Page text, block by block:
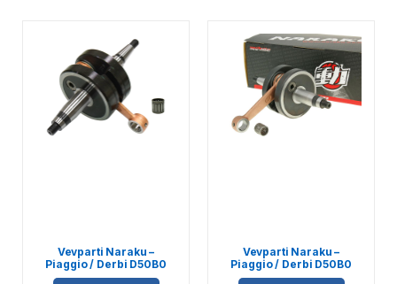
Vevparti Naraku –
Piaggio / Derbi D50B0
Vevparti Naraku –
Piaggio / Derbi D50B0